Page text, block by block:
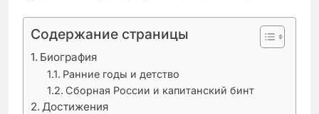
Содержание страницы
Биография
Ранние годы и детство
Сборная России и капитанский бинт
Достижения